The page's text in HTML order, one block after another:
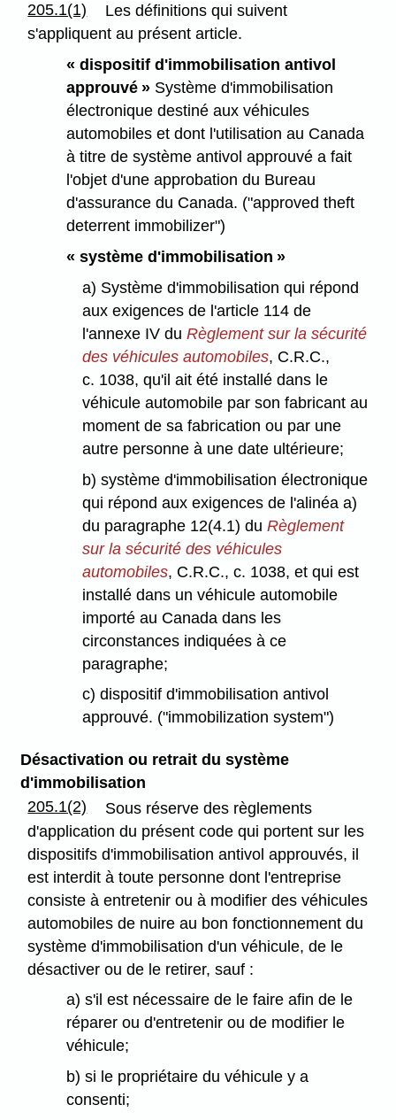
205.1(1)
Les définitions qui suivent
s'appliquent au présent article.
« dispositif d'immobilisation antivol
approuvé » Système d'immobilisation
électronique destiné aux véhicules
automobiles et dont l'utilisation au Canada
à titre de système antivol approuvé a fait
l'objet d'une approbation du Bureau
d'assurance du Canada. ("approved theft
deterrent immobilizer")
« système d'immobilisation »
a) Système d'immobilisation qui répond
aux exigences de l'article 114 de
l'annexe IV du Règlement sur la sécurité
des véhicules automobiles, C.R.C.,
c. 1038, qu'il ait été installé dans le
véhicule automobile par son fabricant au
moment de sa fabrication ou par une
autre personne à une date ultérieure;
b) système d'immobilisation électronique
qui répond aux exigences de l'alinéa a)
du paragraphe 12(4.1) du Règlement
sur la sécurité des véhicules
automobiles, C.R.C., c. 1038, et qui est
installé dans un véhicule automobile
importé au Canada dans les
circonstances indiquées à ce
paragraphe;
c) dispositif d'immobilisation antivol
approuvé. ("immobilization system")
Désactivation ou retrait du système
d'immobilisation
205.1(2)
Sous réserve des règlements
d'application du présent code qui portent sur les
dispositifs d'immobilisation antivol approuvés, il
est interdit à toute personne dont l'entreprise
consiste à entretenir ou à modifier des véhicules
automobiles de nuire au bon fonctionnement du
système d'immobilisation d'un véhicule, de le
désactiver ou de le retirer, sauf :
a) s'il est nécessaire de le faire afin de le
réparer ou d'entretenir ou de modifier le
véhicule;
b) si le propriétaire du véhicule y a
consenti;